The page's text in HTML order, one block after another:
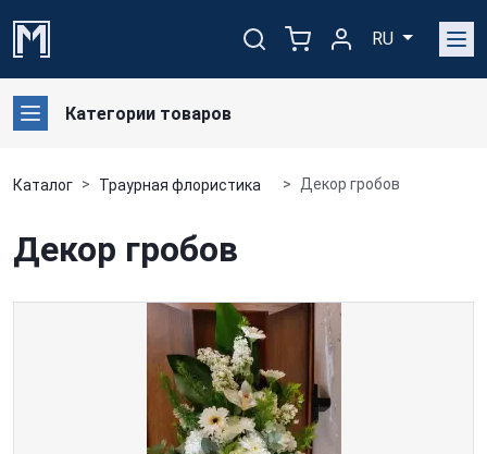
RU
Категории товаров
Каталог Траурная флористика Декор гробов
Декор гробов